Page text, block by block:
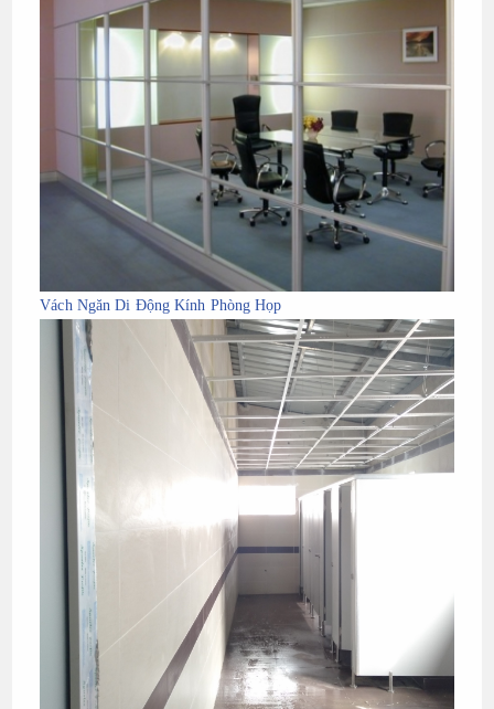
Vách Ngăn Di Động Kính Phòng Họp